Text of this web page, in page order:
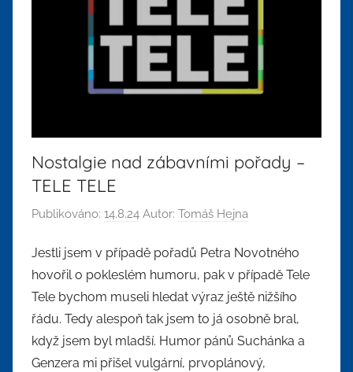
Nostalgie nad zábavními pořady –
TELE TELE
Publikováno: 14.8.24 Autor: Tomáš Hejna
Jestli jsem v případě pořadů Petra Novotného
hovořil o pokleslém humoru, pak v případě Tele
Tele bychom museli hledat výraz ještě nižšího
řádu. Tedy alespoň tak jsem to já osobně bral,
když jsem byl mladší. Humor pánů Suchánka a
Genzera mi přišel vulgární, prvoplánový,